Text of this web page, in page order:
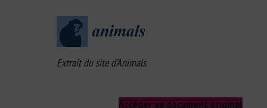
Extrait du site d’Animals
Accéder au document original